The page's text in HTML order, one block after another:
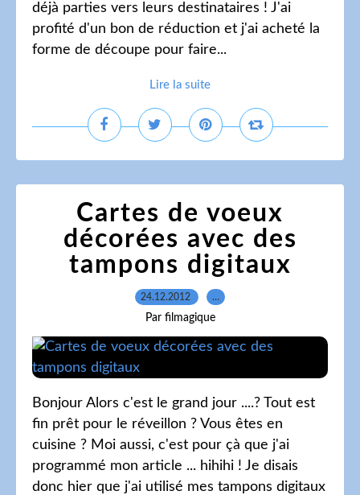
déjà parties vers leurs destinataires ! J'ai
profité d'un bon de réduction et j'ai acheté la
forme de découpe pour faire...
Lire la suite
Cartes de voeux
décorées avec des
tampons digitaux
24.12.2012 …
Par filmagique
Bonjour Alors c'est le grand jour ....? Tout est
fin prêt pour le réveillon ? Vous êtes en
cuisine ? Moi aussi, c'est pour çà que j'ai
programmé mon article ... hihihi ! Je disais
donc hier que j'ai utilisé mes tampons digitaux